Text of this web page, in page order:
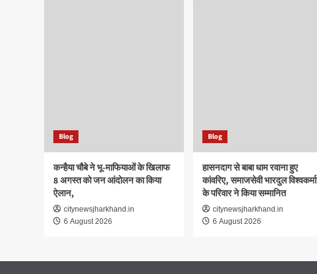
Blog
कन्हैया चौबे ने भू-माफियाओं के खिलाफ
8 अगस्त को जन आंदोलन का किया
ऐलान,
citynewsjharkhand.in
6 August 2026
Blog
हासनदाग से बाबा धाम रवाना हुए
कांवरिए, समाजसेवी भारदुल विश्वकर्मा
के परिवार ने किया सम्मानित
citynewsjharkhand.in
6 August 2026